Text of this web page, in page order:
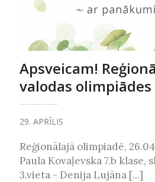
Apsveicam!
valodas
29. APRĪLIS
Reģionālajā olimpiadē,
Paula Kovaļevska 7.b klase,
3.vieta - Denija Lujāna [...]